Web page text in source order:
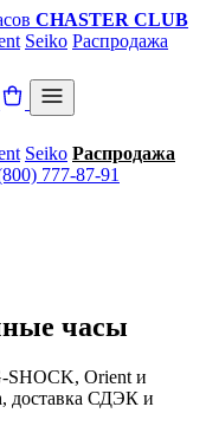
CHASTER CLUB
Seiko Распродажа
Seiko Распродажа
777-87-91
часы
SHOCK, Orient и
доставка СДЭК и